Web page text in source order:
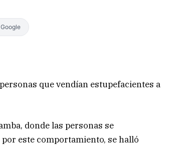
que vendían estupefacientes a
donde las personas se
este comportamiento, se halló